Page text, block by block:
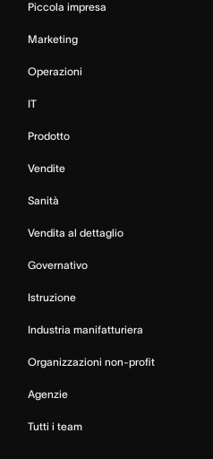
Piccola impresa
Marketing
Operazioni
IT
Prodotto
Vendite
Sanità
Vendita al dettaglio
Governativo
Istruzione
Industria manifatturiera
Organizzazioni non-profit
Agenzie
Tutti i team